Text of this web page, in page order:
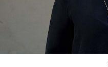
ASTROLOGIJA
POLITIKA